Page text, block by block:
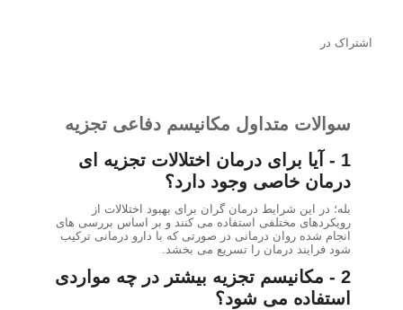
اشتراک در
سوالات متداول مکانیسم دفاعی تجزیه
1 - آیا برای درمان اختلالات تجزیه ای
درمان خاصی وجود دارد؟
بله؛ در این شرایط درمان گران برای بهبود اختلالات از
رویکردهای مختلفی استفاده می کنند و بر اساس بررسی های
انجام شده روان درمانی در صورتی که با دارو درمانی ترکیب
شود فرایند درمان را تسریع می بخشد.
2 - مکانیسم تجزیه بیشتر در چه مواردی
استفاده می شود؟